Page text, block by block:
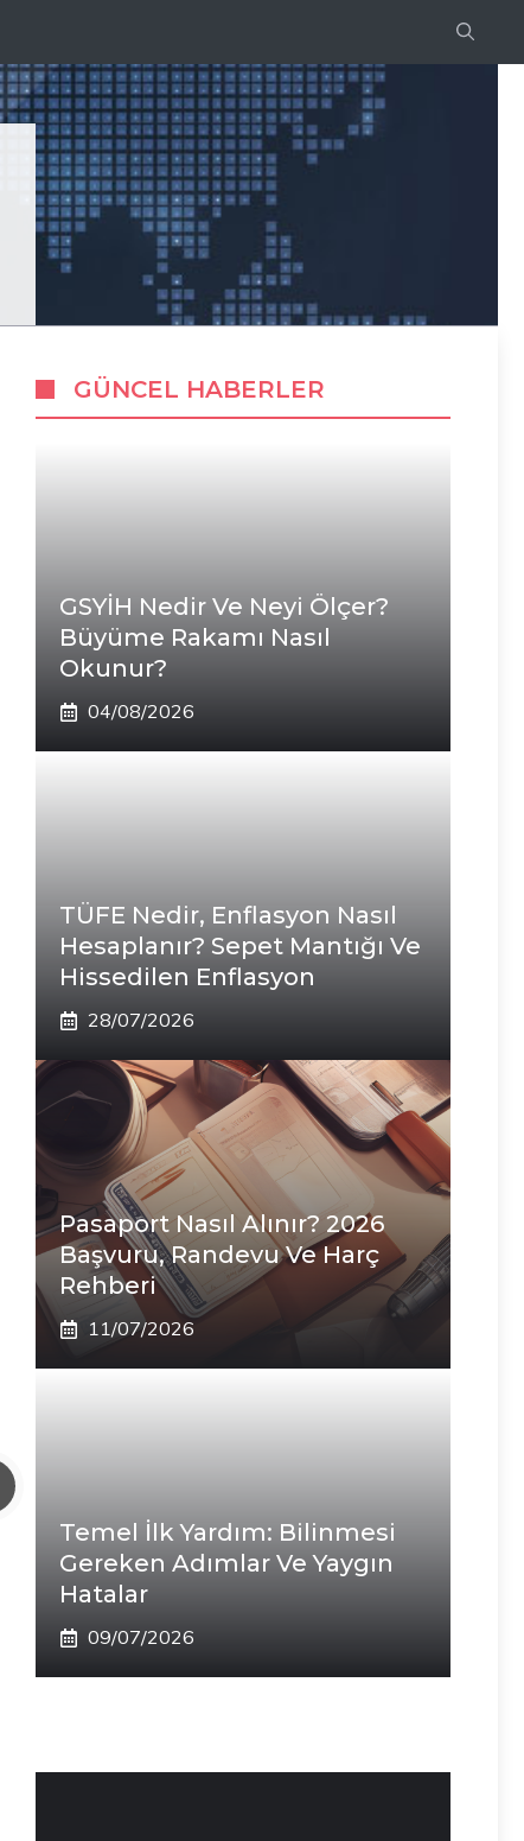
GÜNCEL HABERLER
GSYİH Nedir Ve Neyi Ölçer?
Büyüme Rakamı Nasıl
Okunur?
04/08/2026
TÜFE Nedir, Enflasyon Nasıl
Hesaplanır? Sepet Mantığı Ve
Hissedilen Enflasyon
28/07/2026
Pasaport Nasıl Alınır? 2026
Başvuru, Randevu Ve Harç
Rehberi
11/07/2026
Temel İlk Yardım: Bilinmesi
Gereken Adımlar Ve Yaygın
Hatalar
09/07/2026